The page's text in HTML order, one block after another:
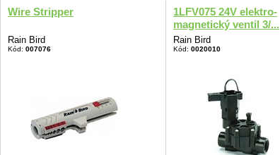
Wire Stripper
Rain Bird
Kód: 007076
1LFV075 24V elektro-
magnetický ventil 3/...
Rain Bird
Kód: 0020010